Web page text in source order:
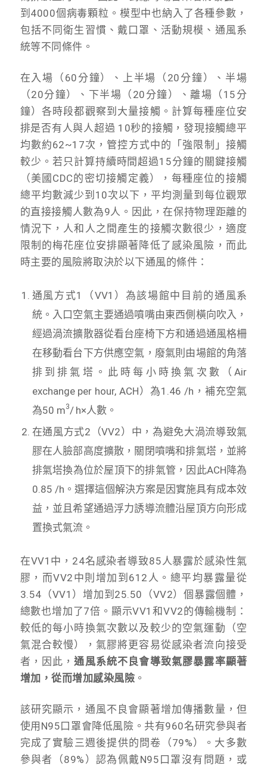
到4000個病毒顆粒。模型中也納入了各種參數，
包括不同衛生習慣、戴口罩、活動規模、通風系
統等不同條件。
在入場（60分鐘）、上半場（20分鐘）、半場
（20分鐘）、下半場（20分鐘）、離場（15分
鐘）各時段都觀察到大量接觸。計算每種座位安
排是否有人與人超過 10秒的接觸，發現接觸總平
均數約62~17次，管控方式中的「強限制」接觸
較少。若只計算持續時間超過15分鐘的關鍵接觸
（美國CDC的密切接觸定義），每種座位的接觸
總平均數減少到10次以下，平均測量到每位觀眾
的直接接觸人數為9人。因此，在保持物理距離的
情況下，人和人之間產生的接觸次數很少，適度
限制的梅花座位安排顯著降低了感染風險，而此
時主要的風險將取決於以下通風的條件：
通風方式1（VV1）為該場館中目前的通風系
統。入口空氣主要通過噴嘴由東西側橫向吹入，
經過渦流擴散器從看台座椅下方和通過通風格柵
在移動看台下方供應空氣，廢氣則由場館的角落
排到排氣塔。此時每小時換氣次數（Air
exchange per hour, ACH）為1.46 /h，補充空氣
為50 m3/ h×人數。
在通風方式2（VV2）中，為避免大渦流導致氣
膠在人臉部高度擴散，關閉噴嘴和排氣塔，並將
排氣塔換為位於屋頂下的排氣管，因此ACH降為
0.85 /h。選擇這個解決方案是因實施具有成本效
益，並且希望通過浮力誘導流體沿屋頂方向形成
置換式氣流。
在VV1中，24名感染者導致85人暴露於感染性氣
膠，而VV2中則增加到612人。總平均暴露量從
3.54（VV1）增加到25.50（VV2）個暴露個體，
總數也增加了7倍。顯示VV1和VV2的傳輸機制：
較低的每小時換氣次數以及較少的空氣運動（空
氣混合較慢），氣膠將更容易從感染者流向接受
者，因此，通風系統不良會導致氣膠暴露率顯著
增加，從而增加感染風險 。
該研究顯示，通風不良會顯著增加傳播數量，但
使用N95口罩會降低風險。共有960名研究參與者
完成了實驗三週後提供的問卷（79%）。大多數
參與者（89%）認為佩戴N95口罩沒有問題，或